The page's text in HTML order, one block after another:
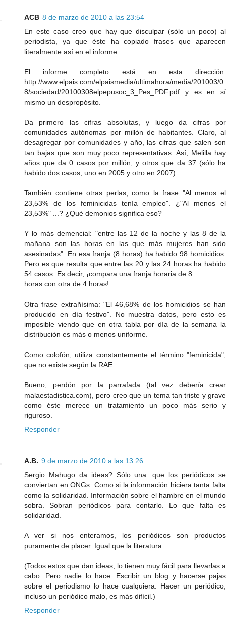
ACB 8 de marzo de 2010 a las 23:54
En este caso creo que hay que disculpar (sólo un poco) al
periodista, ya que éste ha copiado frases que aparecen
literalmente así en el informe.
El informe completo está en esta dirección:
http://www.elpais.com/elpaismedia/ultimahora/media/201003/0
8/sociedad/20100308elpepusoc_3_Pes_PDF.pdf y es en sí
mismo un despropósito.
Da primero las cifras absolutas, y luego da cifras por
comunidades autónomas por millón de habitantes. Claro, al
desagregar por comunidades y año, las cifras que salen son
tan bajas que son muy poco representativas. Así, Melilla hay
años que da 0 casos por millón, y otros que da 37 (sólo ha
habido dos casos, uno en 2005 y otro en 2007).
También contiene otras perlas, como la frase "Al menos el
23,53% de los feminicidas tenía empleo". ¿"Al menos el
23,53%" ...? ¿Qué demonios significa eso?
Y lo más demencial: "entre las 12 de la noche y las 8 de la
mañana son las horas en las que más mujeres han sido
asesinadas". En esa franja (8 horas) ha habido 98 homicidios.
Pero es que resulta que entre las 20 y las 24 horas ha habido
54 casos. Es decir, ¡compara una franja horaria de 8
horas con otra de 4 horas!
Otra frase extrañísima: "El 46,68% de los homicidios se han
producido en día festivo". No muestra datos, pero esto es
imposible viendo que en otra tabla por día de la semana la
distribución es más o menos uniforme.
Como colofón, utiliza constantemente el término "feminicida",
que no existe según la RAE.
Bueno, perdón por la parrafada (tal vez debería crear
malaestadistica.com), pero creo que un tema tan triste y grave
como éste merece un tratamiento un poco más serio y
riguroso.
Responder
A.B. 9 de marzo de 2010 a las 13:26
Sergio Mahugo da ideas? Sólo una: que los periódicos se
conviertan en ONGs. Como si la información hiciera tanta falta
como la solidaridad. Información sobre el hambre en el mundo
sobra. Sobran periódicos para contarlo. Lo que falta es
solidaridad.
A ver si nos enteramos, los periódicos son productos
puramente de placer. Igual que la literatura.
(Todos estos que dan ideas, lo tienen muy fácil para llevarlas a
cabo. Pero nadie lo hace. Escribir un blog y hacerse pajas
sobre el periodismo lo hace cualquiera. Hacer un periódico,
incluso un periódico malo, es más difícil.)
Responder